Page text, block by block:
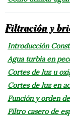
Filtración y
Introducción
Agua turbia en
Cortes de luz u
Cortes de luz en
Función y orden
Filtro casero de